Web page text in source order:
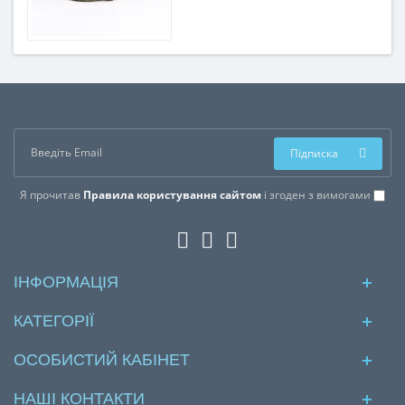
Я прочитав Правила користування сайтом і згоден з вимогами
Підписка
ІНФОРМАЦІЯ
КАТЕГОРІЇ
ОСОБИСТИЙ КАБІНЕТ
НАШІ КОНТАКТИ